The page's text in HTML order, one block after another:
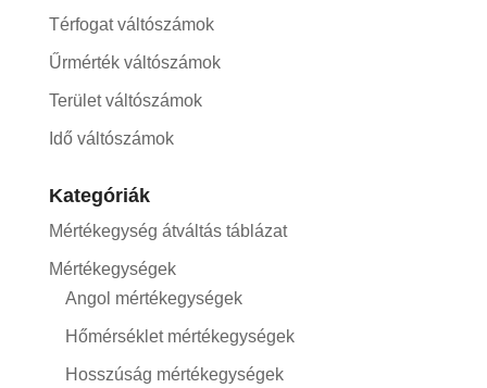
Térfogat váltószámok
Űrmérték váltószámok
Terület váltószámok
Idő váltószámok
Kategóriák
Mértékegység átváltás táblázat
Mértékegységek
Angol mértékegységek
Hőmérséklet mértékegységek
Hosszúság mértékegységek